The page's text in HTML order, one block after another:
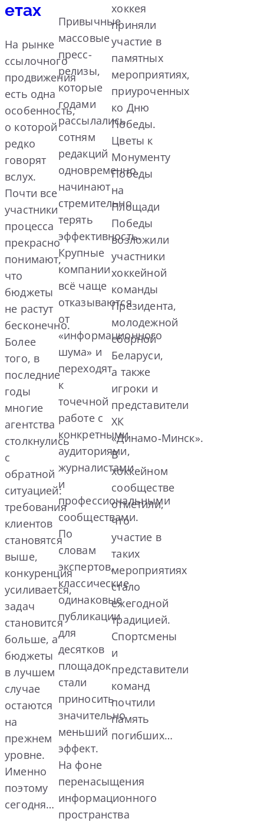
етах
На рынке
ссылочного
продвижения
есть одна
особенность,
о которой
редко
говорят
вслух.
Почти все
участники
процесса
прекрасно
понимают,
что
бюджеты
не растут
бесконечно.
Более
того, в
последние
годы
многие
агентства
столкнулись
с
обратной
ситуацией:
требования
клиентов
становятся
выше,
конкуренция
усиливается,
задач
становится
больше, а
бюджеты
в лучшем
случае
остаются
на
прежнем
уровне.
Именно
поэтому
сегодня…
Привычные
массовые
пресс-
релизы,
которые
годами
рассылались
сотням
редакций
одновременно,
начинают
стремительно
терять
эффективность.
Крупные
компании
всё чаще
отказываются
от
«информационного
шума» и
переходят
к
точечной
работе с
конкретными
аудиториями,
журналистами
и
профессиональными
сообществами.
По
словам
экспертов,
классические
одинаковые
публикации
для
десятков
площадок
стали
приносить
значительно
меньший
эффект.
На фоне
перенасыщения
информационного
пространства
хоккея
приняли
участие в
памятных
мероприятиях,
приуроченных
ко Дню
Победы.
Цветы к
Монументу
Победы
на
Площади
Победы
возложили
участники
хоккейной
команды
Президента,
молодежной
сборной
Беларуси,
а также
игроки и
представители
ХК
«Динамо‑Минск».
В
хоккейном
сообществе
отметили,
что
участие в
таких
мероприятиях
стало
ежегодной
традицией.
Спортсмены
и
представители
команд
почтили
память
погибших…